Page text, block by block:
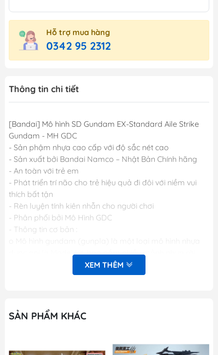
Hỗ trợ mua hàng
0342 95 2312
Thông tin chi tiết
[Bandai] Mô hình SD Gundam EX-Standard Aile Strike
Gundam - MH GDC
- Sản phậm nhựa cao cấp với độ sắc nét cao
- Sản xuất bởi Bandai Namco – Nhật Bản Chính hãng
- An toàn với trẻ em
- Phát triển trí não cho trẻ hiệu quả đi đôi với niềm vui
thích bất tận
- Rèn luyện tính kiên nhẫn cho người chơi
- Phân phối bởi Mô Hình GDC
- Thông tin cơ bản :
được gọi là Model kit, bao gồm nhiều mảnh nhựa rời
được gọi là part (bộ phận), khi lắp ráp các part lại với
nhau sẽ được mô hình hoàn chỉnh. Các mảnh nhựa rời
phụ kiện liên quan, một tập sách nhỏ (manual) bên
trong giới thiệu sơ lược về mẫu Gundam trong hộp và
o Dòng gundam với các chi tiết hoàn hảo.
XEM THÊM
SẢN PHẨM KHÁC